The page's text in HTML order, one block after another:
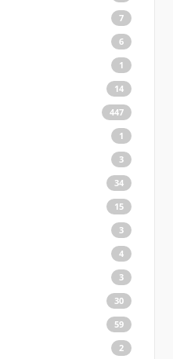
7
6
1
14
447
1
3
34
15
3
4
3
30
59
2